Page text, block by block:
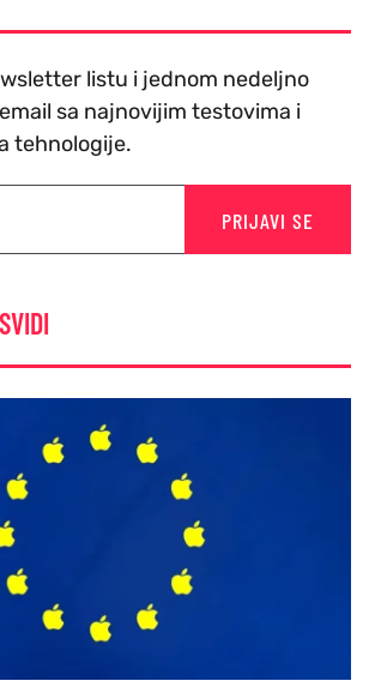
listu i jednom nedeljno
sa najnovijim testovima i
tehnologije.
PRIJAVI SE